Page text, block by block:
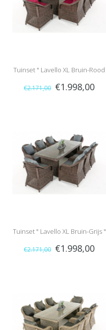
Tuinset " Lavello XL Bruin-Rood
"
€2.171,00 €1.998,00
Tuinset " Lavello XL Bruin-Grijs "
€2.171,00 €1.998,00